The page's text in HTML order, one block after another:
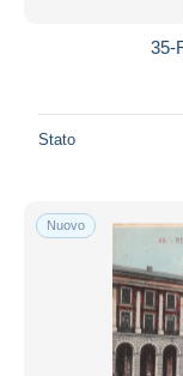
35-
Stato
Nuovo